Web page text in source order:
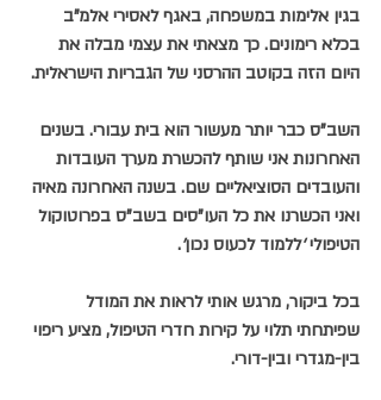
בגין אלימות במשפחה, באגף לאסירי אלמ”ב
בכלא רימונים. כך מצאתי את עצמי מבלה את
היום הזה בקוטב ההרסני של הגבריות הישראלית.
השב”ס כבר יותר מעשור הוא בית עבורי. בשנים
האחרונות אני שותף להכשרת מערך העובדות
והעובדים הסוציאליים שם. בשנה האחרונה מאיה
ואני הכשרנו את כל העו”סים בשב”ס בפרוטוקול
הטיפולי ‘ללמוד לכעוס נכון’
.
בכל ביקור, מרגש אותי לראות את המודל
שפיתחתי תלוי על קירות חדרי הטיפול, מציע ריפוי
בין-מגדרי ובין-דורי.